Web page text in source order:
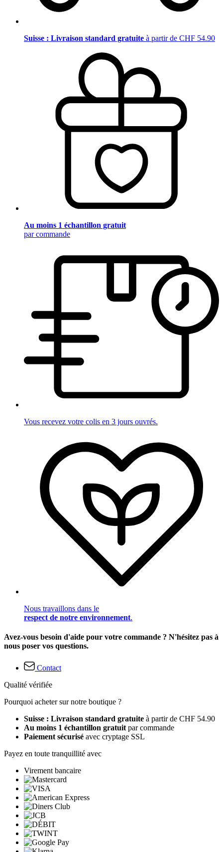
Suisse : Livraison standard gratuite à partir de CHF 54.90
Au moins 1 échantillon gratuit
par commande
Vous recevez votre colis en 3 jours ouvrés.
Nous travaillons dans le
respect de notre environnement.
Avez-vous besoin d'aide pour votre commande ? N'hésitez pas à
nous poser vos questions.
Contact
Qualité vérifiée
Pourquoi acheter sur notre boutique ?
Suisse : Livraison standard gratuite à partir de CHF 54.90
Au moins 1 échantillon gratuit par commande
Paiement sécurisé avec cryptage SSL
Payez en toute tranquillité avec
Virement bancaire